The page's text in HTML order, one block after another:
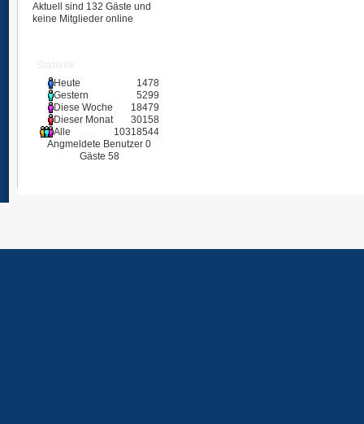
Aktuell sind 132 Gäste und
keine Mitglieder online
Heute
1478
Gestern
5299
Diese Woche
18479
Dieser Monat
30158
Alle
10318544
Angmeldete Benutzer 0
Gäste 58